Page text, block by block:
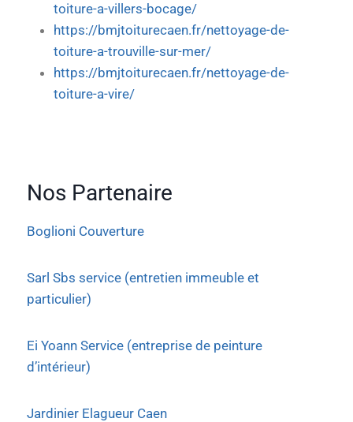
toiture-a-villers-bocage/
https://bmjtoiturecaen.fr/nettoyage-de-
toiture-a-trouville-sur-mer/
https://bmjtoiturecaen.fr/nettoyage-de-
toiture-a-vire/
Nos Partenaire
Boglioni Couverture
Sarl Sbs service (entretien immeuble et
particulier)
Ei Yoann Service (entreprise de peinture
d’intérieur)
Jardinier Elagueur Caen